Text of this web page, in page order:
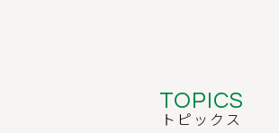
TOPICS
トピックス